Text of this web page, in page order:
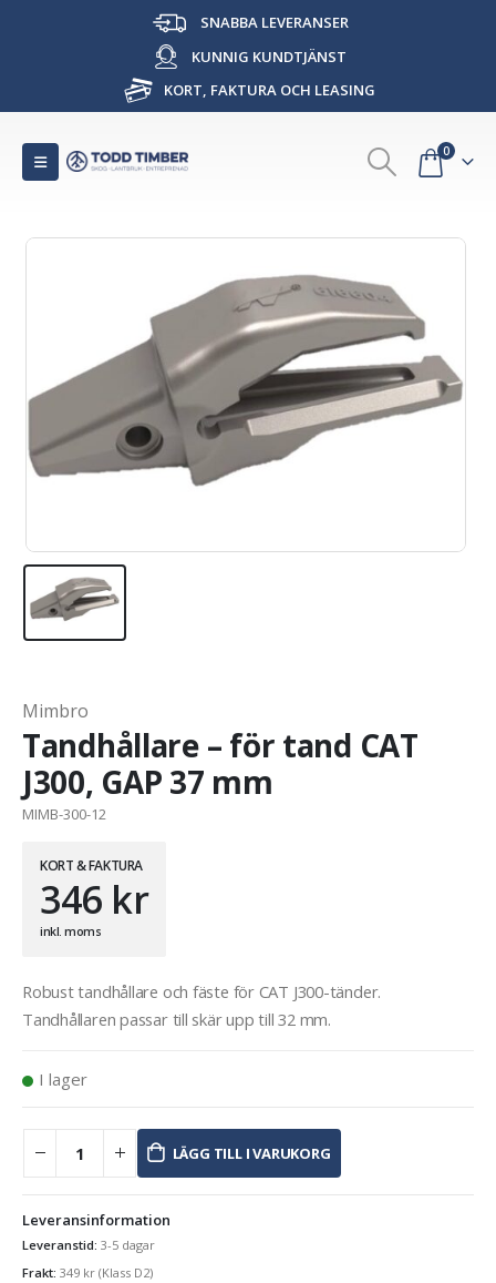
SNABBA LEVERANSER
KUNNIG KUNDTJÄNST
KORT, FAKTURA OCH LEASING
0
Mimbro
Tandhållare – för tand CAT
J300, GAP 37 mm
MIMB-300-12
KORT & FAKTURA
346 kr
inkl. moms
Robust tandhållare och fäste för CAT J300-tänder.
Tandhållaren passar till skär upp till 32 mm.
I lager
LÄGG TILL I VARUKORG
Leveransinformation
Leveranstid: 3-5 dagar
Frakt: 349 kr (Klass D2)